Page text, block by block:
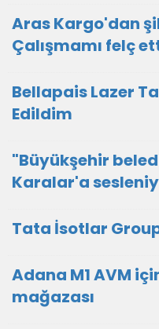
Aras Kargo'dan
Çalışmamı felç
Bellapais Lazer
Edildim
"Büyükşehir
Karalar'a
Tata İsotlar
Adana M1 AVM
mağazası